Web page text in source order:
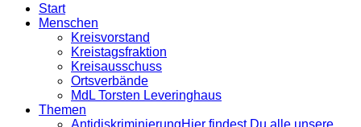
Start
Menschen
Kreisvorstand
Kreistagsfraktion
Kreisausschuss
Ortsverbände
MdL Torsten Leveringhaus
Themen
Antidiskrimi­nierungHier findest Du alle unsere